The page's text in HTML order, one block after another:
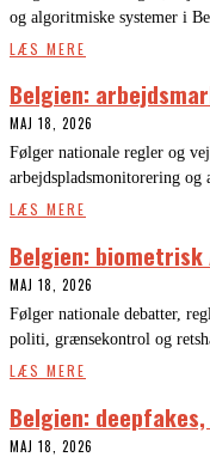
og algoritmiske systemer i
LÆS MERE
Belgien:
MAJ 18, 2026
Følger nationale regler og
arbejdspladsmonitorering
LÆS MERE
Belgien:
MAJ 18, 2026
Følger nationale debatter,
politi, grænsekontrol og
LÆS MERE
Belgien:
MAJ 18, 2026